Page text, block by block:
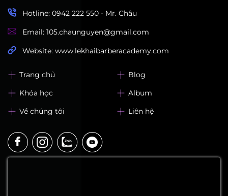
Hotline: 0942 222 550 - Mr. Châu
Email: 105.chaunguyen@gmail.com
Website: www.lekhaibarberacademy.com
Trang chủ
Blog
Khóa học
Album
Về chúng tôi
Liên hệ